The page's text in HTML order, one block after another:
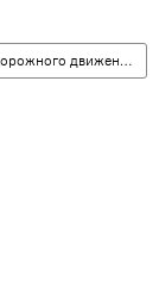
Главное управление по обеспечению безопасности дорожного движения (ГУОБДД)